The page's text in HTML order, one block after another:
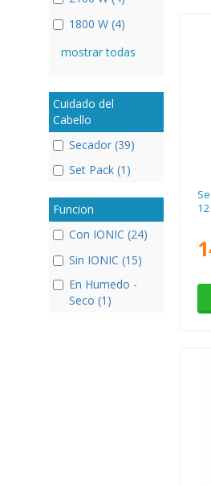
1800 W (4)
mostrar todas
Cuidado del
Cabello
Secador (39)
Set Pack (1)
Funcion
Con IONIC (24)
Sin IONIC (15)
En Humedo -
Seco (1)